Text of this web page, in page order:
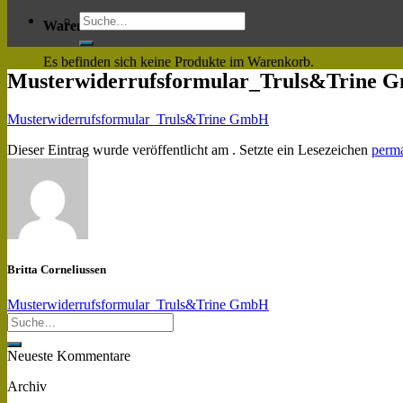
Warenkorb
Es befinden sich keine Produkte im Warenkorb.
Musterwiderrufsformular_Truls&Trine
Musterwiderrufsformular_Truls&Trine GmbH
Dieser Eintrag wurde veröffentlicht am . Setzte ein Lesezeichen
Britta Corneliussen
Musterwiderrufsformular_Truls&Trine GmbH
Neueste Kommentare
Archiv